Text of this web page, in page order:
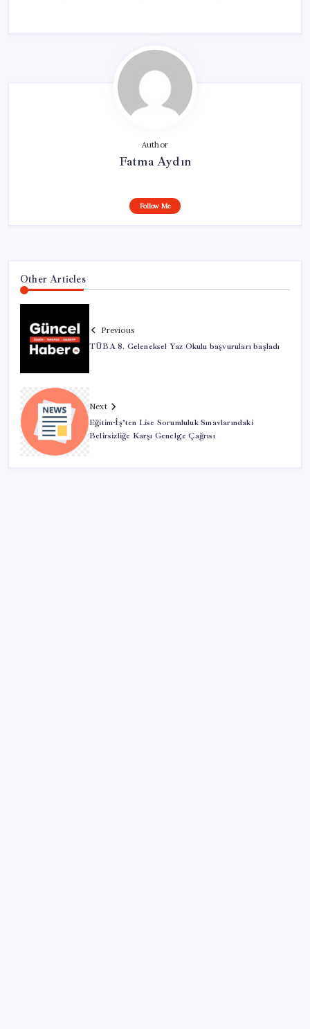
Author
Fatma Aydın
Follow Me
Other Articles
Previous
TÜBA 8. Geleneksel Yaz Okulu başvuruları başladı
Next
Eğitim-İş’ten Lise Sorumluluk Sınavlarındaki
Belirsizliğe Karşı Genelge Çağrısı